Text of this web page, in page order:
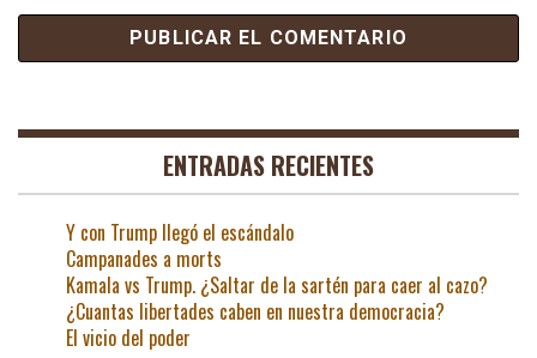
ENTRADAS RECIENTES
Y con Trump llegó el escándalo
Campanades a morts
Kamala vs Trump. ¿Saltar de la sartén para caer al cazo?
¿Cuantas libertades caben en nuestra democracia?
El vicio del poder